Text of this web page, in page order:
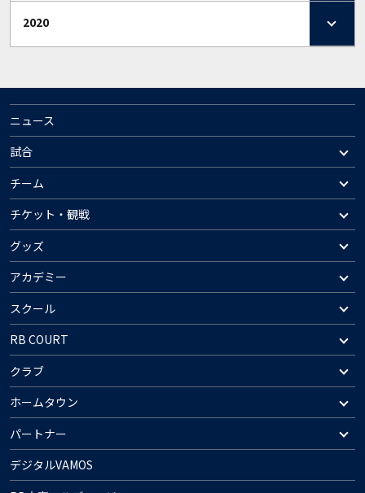
2020
ニュース
試合
チーム
チケット・観戦
グッズ
アカデミー
スクール
RB COURT
クラブ
ホームタウン
パートナー
デジタルVAMOS